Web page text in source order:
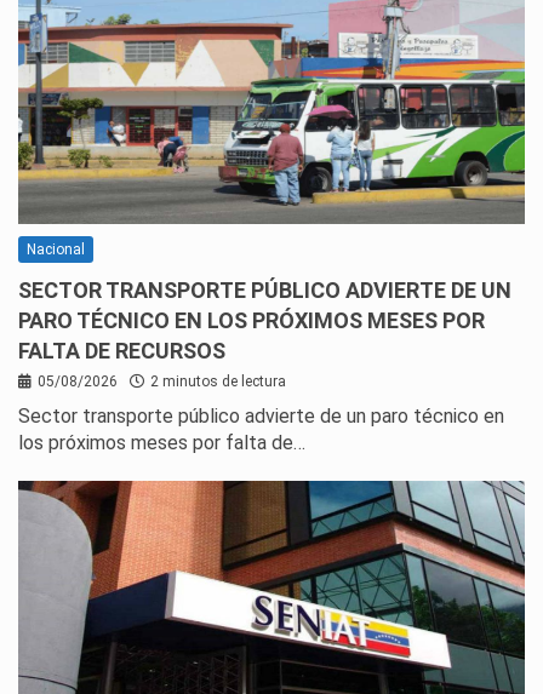
Nacional
SECTOR TRANSPORTE PÚBLICO ADVIERTE DE UN
PARO TÉCNICO EN LOS PRÓXIMOS MESES POR
FALTA DE RECURSOS
05/08/2026 2 minutos de lectura
Sector transporte público advierte de un paro técnico en
los próximos meses por falta de…